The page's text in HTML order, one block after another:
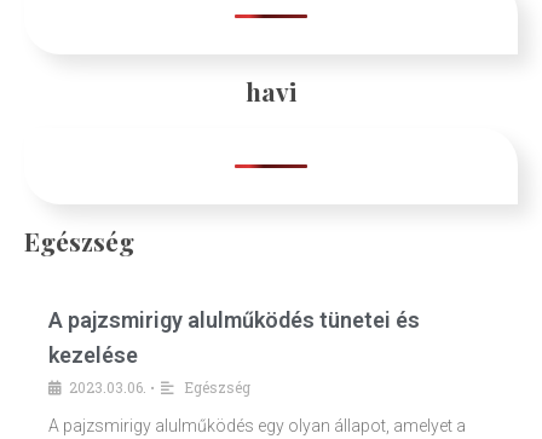
havi
Egészség
A pajzsmirigy alulműködés tünetei és
kezelése
2023.03.06. •
Egészség
A pajzsmirigy alulműködés egy olyan állapot, amelyet a